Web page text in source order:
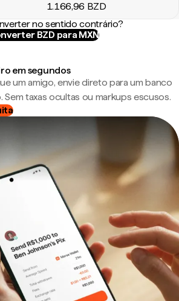
1.166,96 BZD
no sentido contrário?
BZD para MXN
em segundos
um amigo, envie direto para um banco
Sem taxas ocultas ou markups escusos.